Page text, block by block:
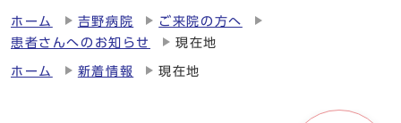
ホーム 吉野病院
ご来院の方へ
患者さんへのお知らせ
現在地
ホーム 新着情報 現在地